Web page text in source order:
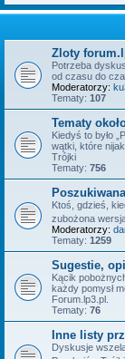
Zloty
Potrzeba
od czasu do
Moderatorzy:
Tematy: 107
Tematy
Kiedyś to było
wątki, które
Trójki
Tematy: 756
Ktoś, gdzieś,
zubożona
Moderatorzy:
Tematy: 1259
Sugestie,
Kącik
każdy pomysł
Forum.lp3.pl.
Tematy: 76
Inne listy
Dyskusje